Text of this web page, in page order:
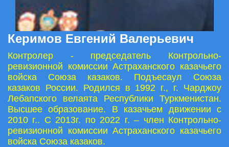
Керимов Евгений Валерьевич
Контролер - председатель Контрольно-
ревизионной комиссии Астраханского казачьего
войска Союза казаков. Подъесаул Союза
казаков России. Родился в 1992 г., г. Чарджоу
Лебапского велаята Республики Туркменистан.
Высшее образование. В казачьем движении с
2010 г.. С 2013г. по 2022 г. – член Контрольно-
ревизионной комиссии Астраханского казачьего
войска Союза казаков.